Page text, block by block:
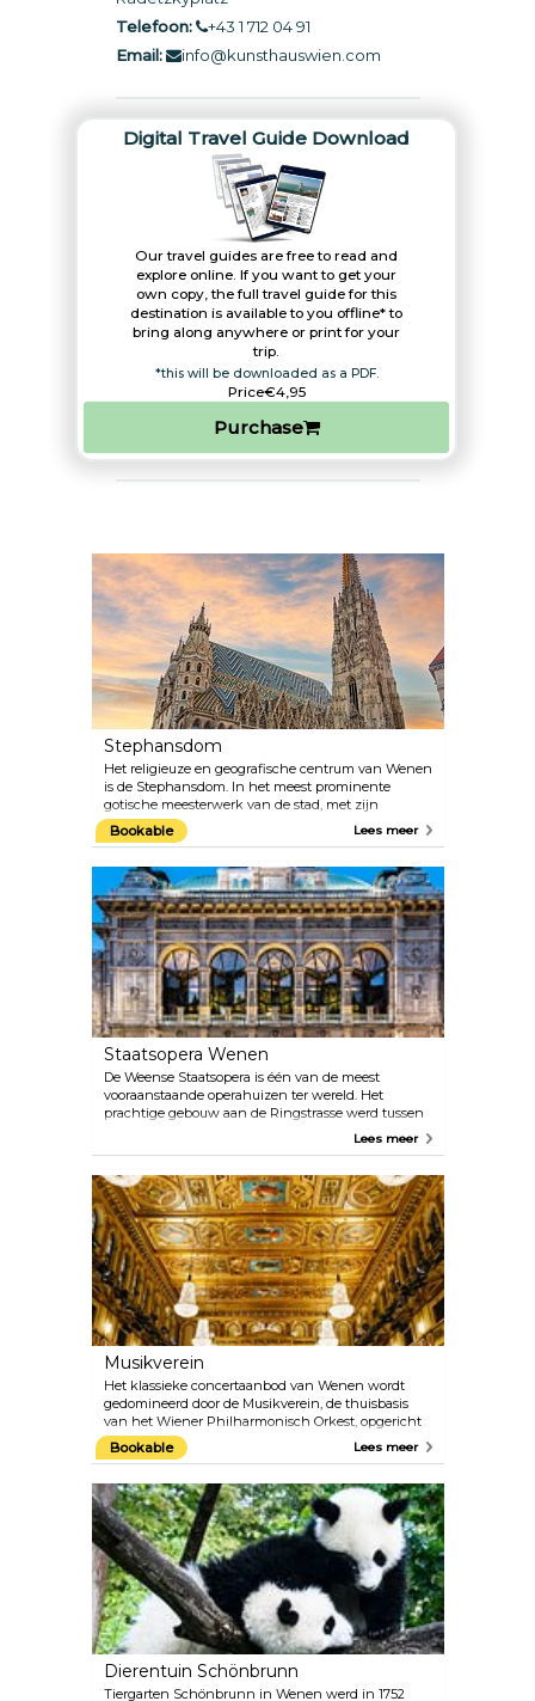
Telefoon:
+43 1 712 04 91
Email:
info@kunsthauswien.com
Digital Travel Guide Download
Our travel guides are free to read and
explore online. If you want to get your
own copy, the full travel guide for this
destination is available to you offline* to
bring along anywhere or print for your
trip.​
*this will be downloaded as a PDF.
Price€4,95
Purchase
Stephansdom
Het religieuze en geografische centrum van Wenen
is de Stephansdom. In het meest prominente
gotische meesterwerk van de stad, met zijn
prachtige pannendak en stenen interieurs, zijn in
feite veel kunstwerken uit verschillende periodes
barokke altaar en de renaissancistische decoraties.
Boek een complete rondleiding door de kathedraal,
bezoek de diepe catacomben of beklim de 136 m
hoge toren. Wanneer op oudejaarsavond de
Pummerin luidt, de grootste klok in Oostenrijk,
wordt dit zelfs op tv uitgezonden.
Bookable Lees meer
Staatsopera Wenen
De Weense Staatsopera is één van de meest
vooraanstaande operahuizen ter wereld. Het
prachtige gebouw aan de Ringstrasse werd tussen
1861 en 1869 door August Siccardsburg en Eduard
achter de schermen gebeurt en de architecturale
pracht van dit neorenaissancistische meesterwerk
bewonderen tijdens één van de 40 minuten
durende rondleidingen.
Lees meer
Musikverein
Het klassieke concertaanbod van Wenen wordt
gedomineerd door de Musikverein, de thuisbasis
van het Wiener Philharmonisch Orkest, opgericht
in 1842. Miljoenen muziekfans over de hele wereld
beschouwen de Musikverein als één van de meest
allerhoogste kaliber worden ontvangen. Vanuit de
Gouden Zaal wordt het jaarlijkse nieuwjaarsconcert
van de Wiener Philharmoniker wereldwijd op
televisie uitgezonden. Het Weense Mozart Orkest
voert regelmatig Mozarts beroemde werken uit
terwijl ze gekleed zijn in kostuums uit die tijd.
Bookable Lees meer
Dierentuin Schönbrunn
Tiergarten Schönbrunn in Wenen werd in 1752